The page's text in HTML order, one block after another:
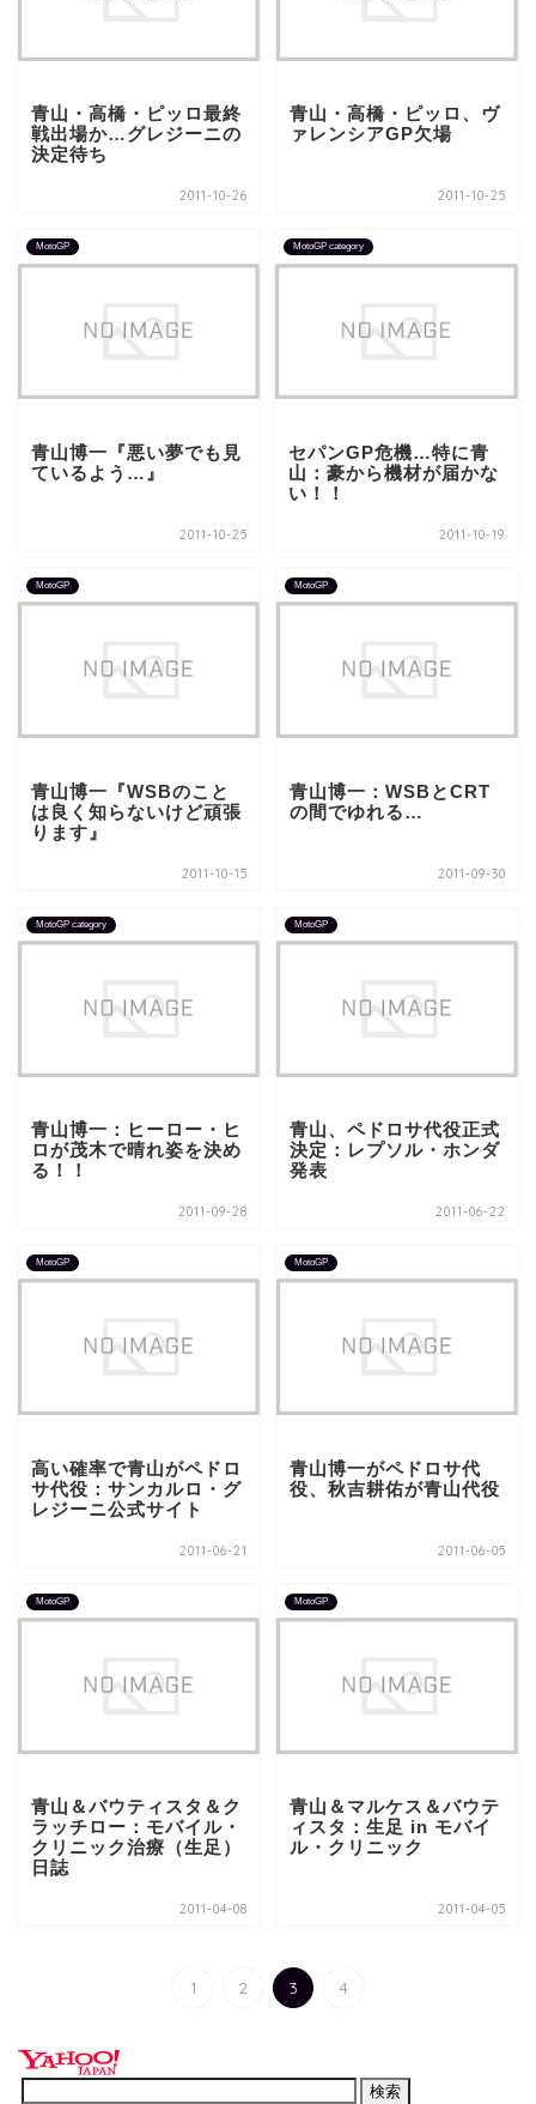
青山・高橋・ピッロ最終
戦出場か…グレジーニの
決定待ち
2011-10-26
青山・高橋・ピッロ、ヴ
ァレンシアGP欠場
2011-10-25
MotoGP
青山博一『悪い夢でも見
ているよう…』
2011-10-25
MotoGP category
セパンGP危機…特に青
山：豪から機材が届かな
い！！
2011-10-19
MotoGP
青山博一『WSBのこと
は良く知らないけど頑張
ります』
2011-10-15
MotoGP
青山博一：WSBとCRT
の間でゆれる…
2011-09-30
MotoGP category
青山博一：ヒーロー・ヒ
ロが茂木で晴れ姿を決め
る！！
2011-09-28
MotoGP
青山、ペドロサ代役正式
決定：レプソル・ホンダ
発表
2011-06-22
MotoGP
高い確率で青山がペドロ
サ代役：サンカルロ・グ
レジーニ公式サイト
2011-06-21
MotoGP
青山博一がペドロサ代
役、秋吉耕佑が青山代役
2011-06-05
MotoGP
青山＆バウティスタ＆ク
ラッチロー：モバイル・
クリニック治療（生足）
日誌
2011-04-08
MotoGP
青山＆マルケス＆バウテ
ィスタ：生足 in モバイ
ル・クリニック
2011-04-05
1 2 3 4